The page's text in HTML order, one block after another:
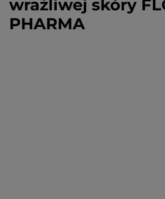
wrażliwej skóry
PHARMA